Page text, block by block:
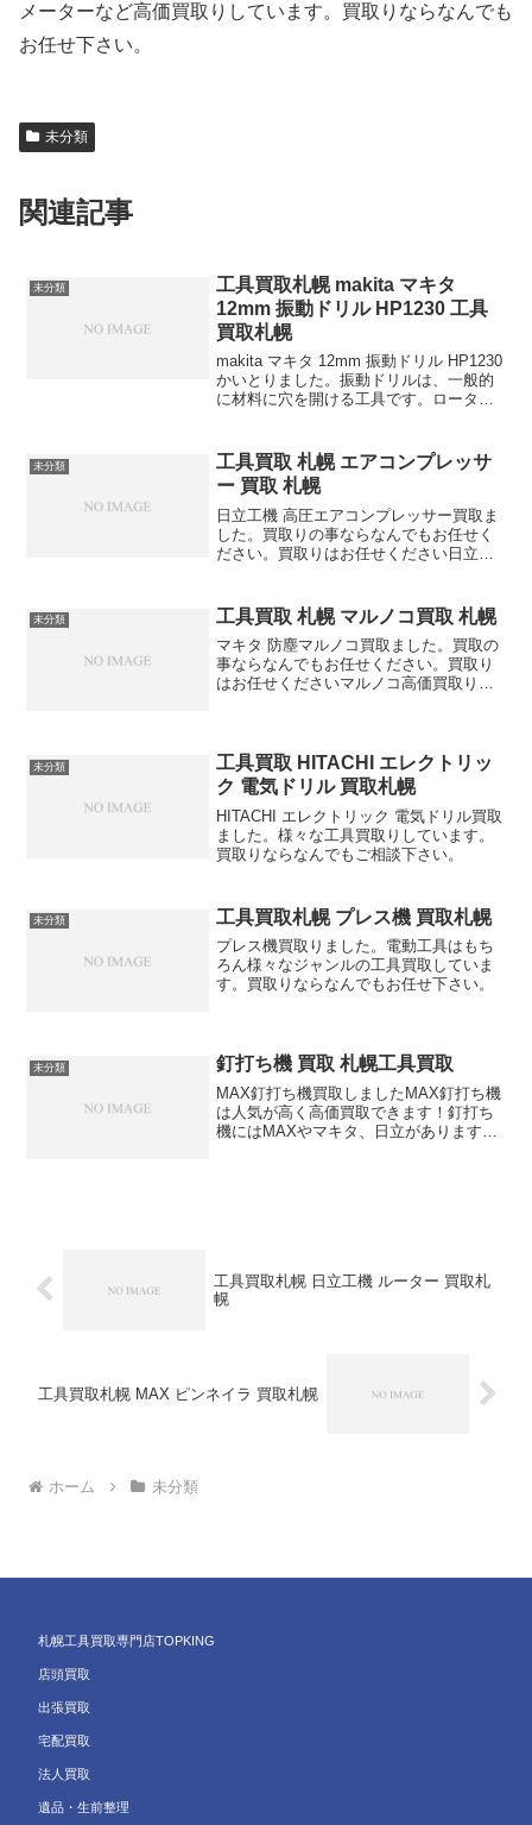
メーターなど高価買取りしています。買取りならなんでも
お任せ下さい。
未分類
関連記事
未分類
工具買取札幌 makita マキタ
12mm 振動ドリル HP1230 工具
買取札幌
makita マキタ 12mm 振動ドリル HP1230
かいとりました。振動ドリルは、一般的
に材料に穴を開ける工具です。ロータリ
で一般の方々も使いやすいので人気が...
未分類
工具買取 札幌 エアコンプレッサ
ー 買取 札幌
日立工機 高圧エアコンプレッサー買取ま
した。買取りの事ならなんでもお任せく
ださい。買取りはお任せください日立工
未分類 工具買取 札幌 マルノコ買取 札幌
マキタ 防塵マルノコ買取ました。買取の
事ならなんでもお任せください。買取り
はお任せくださいマルノコ高価買取りし
未分類
工具買取 HITACHI エレクトリッ
ク 電気ドリル 買取札幌
HITACHI エレクトリック 電気ドリル買取
ました。様々な工具買取りしています。
買取りならなんでもご相談下さい。
未分類 工具買取札幌 プレス機 買取札幌
プレス機買取りました。電動工具はもち
ろん様々なジャンルの工具買取していま
す。買取りならなんでもお任せ下さい。
未分類 釘打ち機 買取 札幌工具買取
MAX釘打ち機買取しましたMAX釘打ち機
は人気が高く高価買取できます！釘打ち
機にはMAXやマキタ、日立がありますが
工具買取札幌 日立工機 ルーター 買取札
幌
工具買取札幌 MAX ピンネイラ 買取札幌
ホーム 未分類
札幌工具買取専門店TOPKING
店頭買取
出張買取
宅配買取
法人買取
遺品・生前整理